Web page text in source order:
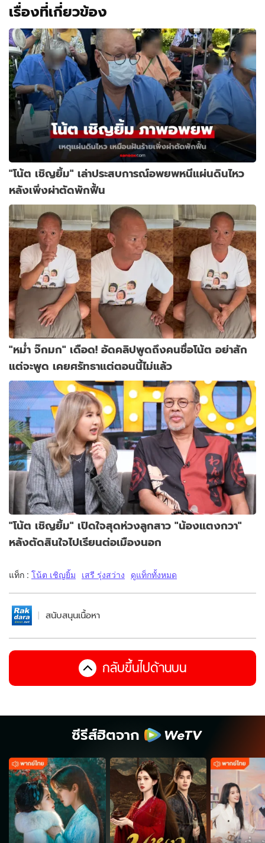
เรื่องที่เกี่ยวข้อง
"โน้ต เชิญยิ้ม" เล่าประสบการณ์อพยพหนีแผ่นดินไหว
หลังเพิ่งผ่าตัดพักฟื้น
"หม่ำ จ๊กมก" เดือด! อัดคลิปพูดถึงคนชื่อโน้ต อย่าสัก
แต่จะพูด เคยศรัทธาแต่ตอนนี้ไม่แล้ว
"โน้ต เชิญยิ้ม" เปิดใจสุดห่วงลูกสาว "น้องแตงกวา"
หลังตัดสินใจไปเรียนต่อเมืองนอก
แท็ก : โน้ต เชิญยิ้ม เสรี รุ่งสว่าง ดูแท็กทั้งหมด
สนับสนุนเนื้อหา
กลับขึ้นไปด้านบน
ซีรีส์ฮิตจาก